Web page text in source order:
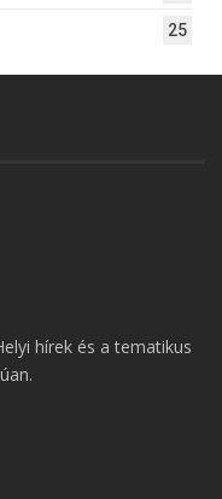
25
hírek és a tematikus